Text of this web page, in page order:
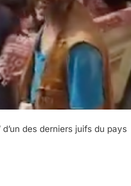
des derniers juifs du pays